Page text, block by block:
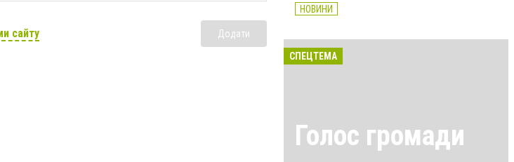
сайту Додати
НОВИНИ
СПЕЦТЕМА
Голос громади